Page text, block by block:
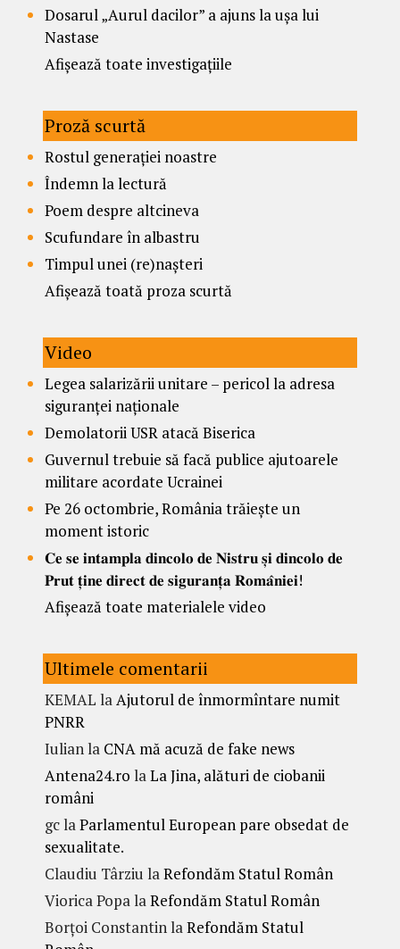
Dosarul „Aurul dacilor” a ajuns la ușa lui
Nastase
Afișează toate investigațiile
Proză scurtă
Rostul generației noastre
Îndemn la lectură
Poem despre altcineva
Scufundare în albastru
Timpul unei (re)nașteri
Afișează toată proza scurtă
Video
Legea salarizării unitare – pericol la adresa
siguranței naționale
Demolatorii USR atacă Biserica
Guvernul trebuie să facă publice ajutoarele
militare acordate Ucrainei
Pe 26 octombrie, România trăiește un
moment istoric
𝐂𝐞 𝐬𝐞 𝐢𝐧𝐭𝐚𝐦𝐩𝐥𝐚 𝐝𝐢𝐧𝐜𝐨𝐥𝐨 𝐝𝐞 𝐍𝐢𝐬𝐭𝐫𝐮 𝐬̦𝐢 𝐝𝐢𝐧𝐜𝐨𝐥𝐨 𝐝𝐞
𝐏𝐫𝐮𝐭 𝐭̦𝐢𝐧𝐞 𝐝𝐢𝐫𝐞𝐜𝐭 𝐝𝐞 𝐬𝐢𝐠𝐮𝐫𝐚𝐧𝐭̦𝐚 𝐑𝐨𝐦𝐚̂𝐧𝐢𝐞𝐢!
Afișează toate materialele video
Ultimele comentarii
KEMAL laAjutorul de înmormîntare numit
PNRR
Iulianla CNA mă acuză de fake news
Antena24.ro laLa Jina, alături de ciobanii
români
gclaParlamentul European pare obsedat de
sexualitate.
Claudiu Târziu laRefondăm Statul Român
Viorica PopalaRefondăm Statul Român
Borțoi ConstantinlaRefondăm Statul